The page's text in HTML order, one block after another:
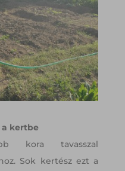
a kertbe
kora tavasszal
Sok kertész ezt a